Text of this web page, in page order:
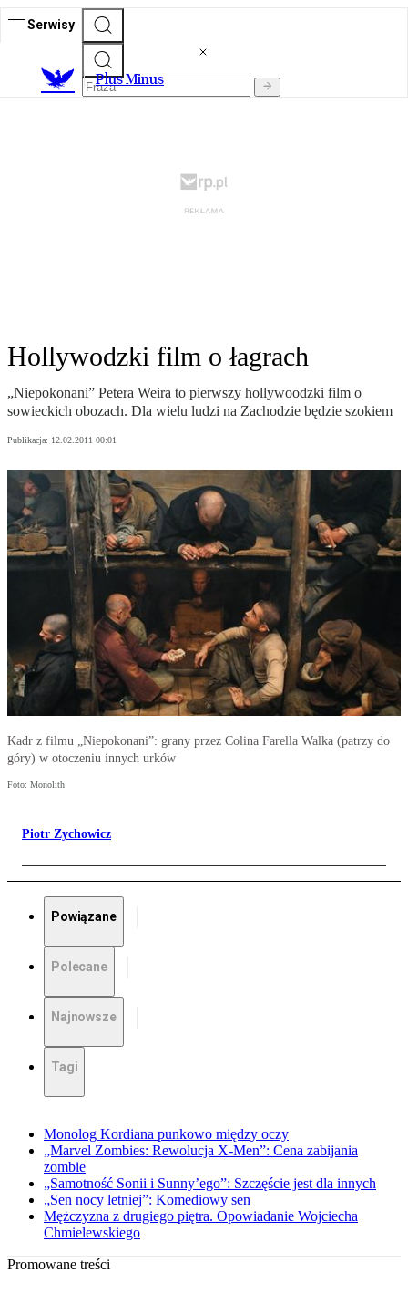
Serwisy
Plus Minus
Hollywodzki film o łagrach
„Niepokonani” Petera Weira to pierwszy hollywoodzki film o
sowieckich obozach. Dla wielu ludzi na Zachodzie będzie szokiem
Publikacja: 12.02.2011 00:01
Kadr z filmu „Niepokonani”: grany przez Colina Farella Walka (patrzy do
góry) w otoczeniu innych urków
Foto: Monolith
Piotr Zychowicz
Powiązane
Polecane
Najnowsze
Tagi
Monolog Kordiana punkowo między oczy
„Marvel Zombies: Rewolucja X-Men”: Cena zabijania
zombie
„Samotność Sonii i Sunny’ego”: Szczęście jest dla innych
„Sen nocy letniej”: Komediowy sen
Mężczyzna z drugiego piętra. Opowiadanie Wojciecha
Chmielewskiego
Promowane treści